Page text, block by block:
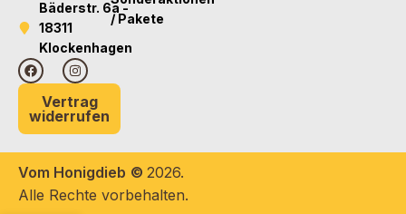
Bäderstr. 6a -
18311
Klockenhagen
Vertrag
widerrufen
/ Pakete
Vom Honigdieb © 2026.
Alle Rechte vorbehalten.